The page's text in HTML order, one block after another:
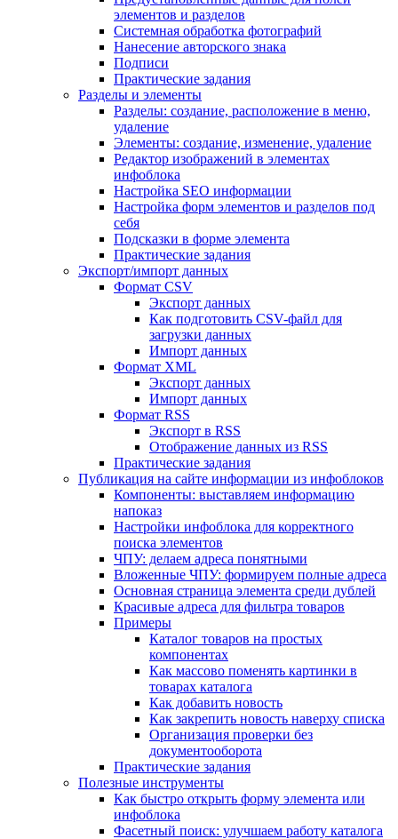
элементов и разделов
Системная обработка фотографий
Нанесение авторского знака
Подписи
Практические задания
Разделы и элементы
Разделы: создание, расположение в меню,
удаление
Элементы: создание, изменение, удаление
Редактор изображений в элементах
инфоблока
Настройка SEO информации
Настройка форм элементов и разделов под
себя
Подсказки в форме элемента
Практические задания
Экспорт/импорт данных
Формат CSV
Экспорт данных
Как подготовить CSV-файл для
загрузки данных
Импорт данных
Формат XML
Экспорт данных
Импорт данных
Формат RSS
Экспорт в RSS
Отображение данных из RSS
Практические задания
Публикация на сайте информации из инфоблоков
Компоненты: выставляем информацию
напоказ
Настройки инфоблока для корректного
поиска элементов
ЧПУ: делаем адреса понятными
Вложенные ЧПУ: формируем полные адреса
Основная страница элемента среди дублей
Красивые адреса для фильтра товаров
Примеры
Каталог товаров на простых
компонентах
Как массово поменять картинки в
товарах каталога
Как добавить новость
Как закрепить новость наверху списка
Организация проверки без
документооборота
Практические задания
Полезные инструменты
Как быстро открыть форму элемента или
инфоблока
Фасетный поиск: улучшаем работу каталога